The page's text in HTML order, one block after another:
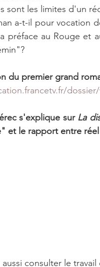
sont les limites d'un
a-t-il pour vocation
préface au Rouge et
du premier grand
s'explique sur La
et le rapport entre
consulter le